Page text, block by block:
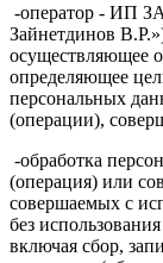
-оператор - ИП
Зайнетдинов
осуществляющее
определяющее
персональных
(операции),
-обработка
(операция) или
совершаемых с
без
включая сбор,